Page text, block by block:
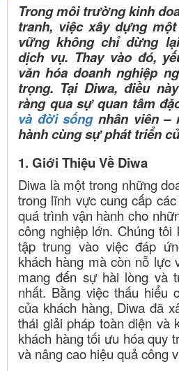
Trong môi trường kinh
tranh, việc xây dựng
vững không chỉ dừng
dịch vụ. Thay vào đó,
văn hóa doanh nghiệp
trọng. Tại Diwa, điều
ràng qua sự quan tâm
và đời sốngnhân viên –
hành cùng sự phát triển
1. Giới Thiệu Về Diwa
Diwa là một trong những
trong lĩnh vực cung cấp
quá trình vận hành cho
công nghiệp lớn. Chúng tôi
tập trung vào việc đáp
khách hàng mà còn nỗ lực
mang đến sự hài lòng và
nhất. Bằng việc thấu hiểu
của khách hàng, Diwa đã
thái giải pháp toàn diện và
khách hàng tối ưu hóa quy
và nâng cao hiệu quả công